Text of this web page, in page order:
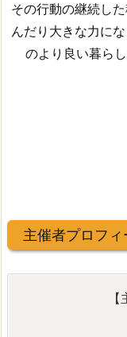
その行動の継続し
んだり大きな力に
のより良い暮ら
主催者プロフィ